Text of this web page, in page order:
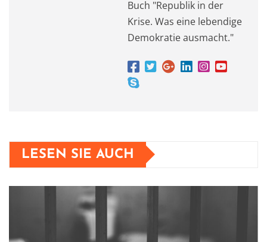
Buch "Republik in der
Krise. Was eine lebendige
Demokratie ausmacht."
LESEN SIE AUCH